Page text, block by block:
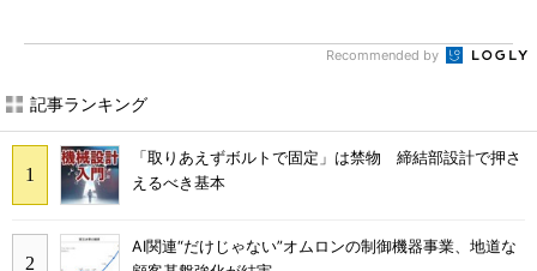
Recommended by
記事ランキング
「取りあえずボルトで固定」は禁物 締結部設計で押さ
えるべき基本
AI関連“だけじゃない”オムロンの制御機器事業、地道な